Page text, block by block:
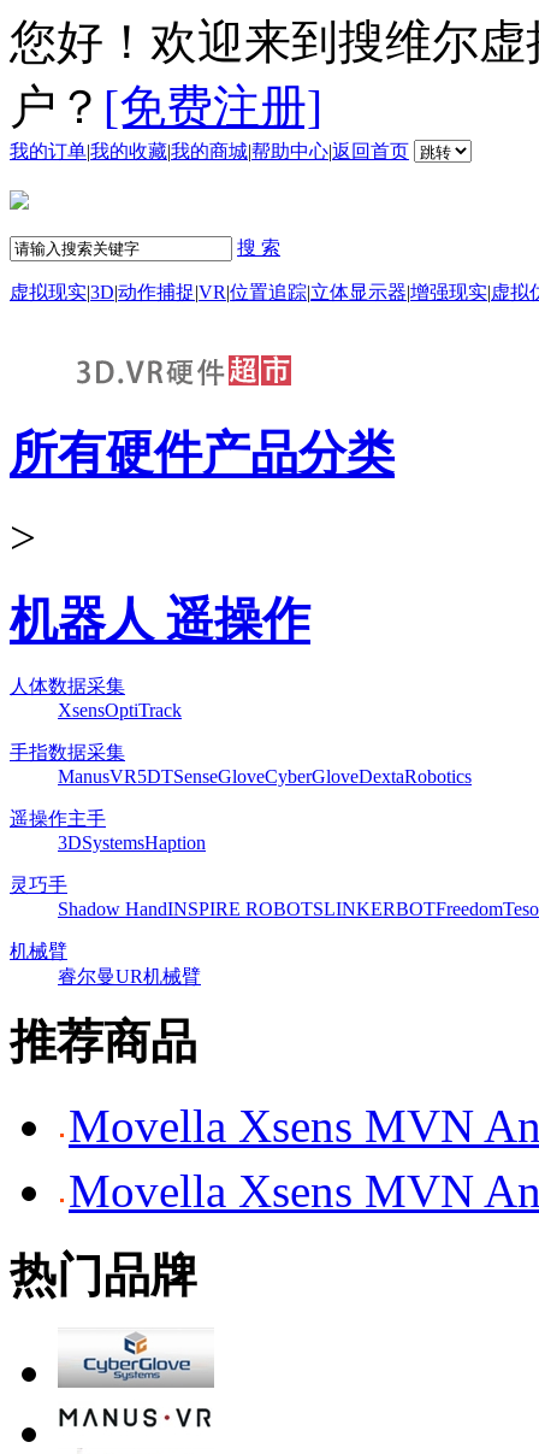
您好！欢迎来到搜维尔
户？ [免费注册]
我的订单|我的收藏|我的商城|帮助中心|返回首页
搜 索
虚拟现实|3D|动作捕捉|VR|位置追踪|立体显示器|增强现实|虚拟
所有硬件产品分类
>
机器人 遥操作
人体数据采集
XsensOptiTrack
手指数据采集
ManusVR5DTSenseGloveCyberGloveDextaRobotics
遥操作主手
3DSystemsHaption
灵巧手
Shadow HandINSPIRE ROBOTSLINKERBOTFreedom
机械臂
睿尔曼UR机械臂
推荐商品
Movella Xsens MVN
Movella Xsens MVN
热门品牌